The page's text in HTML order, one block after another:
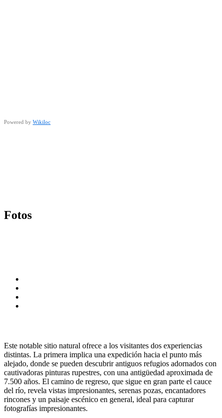
Powered by Wikiloc
Fotos
Este notable sitio natural ofrece a los visitantes dos experiencias
distintas. La primera implica una expedición hacia el punto más
alejado, donde se pueden descubrir antiguos refugios adornados con
cautivadoras pinturas rupestres, con una antigüedad aproximada de
7.500 años. El camino de regreso, que sigue en gran parte el cauce
del río, revela vistas impresionantes, serenas pozas, encantadores
rincones y un paisaje escénico en general, ideal para capturar
fotografías impresionantes.